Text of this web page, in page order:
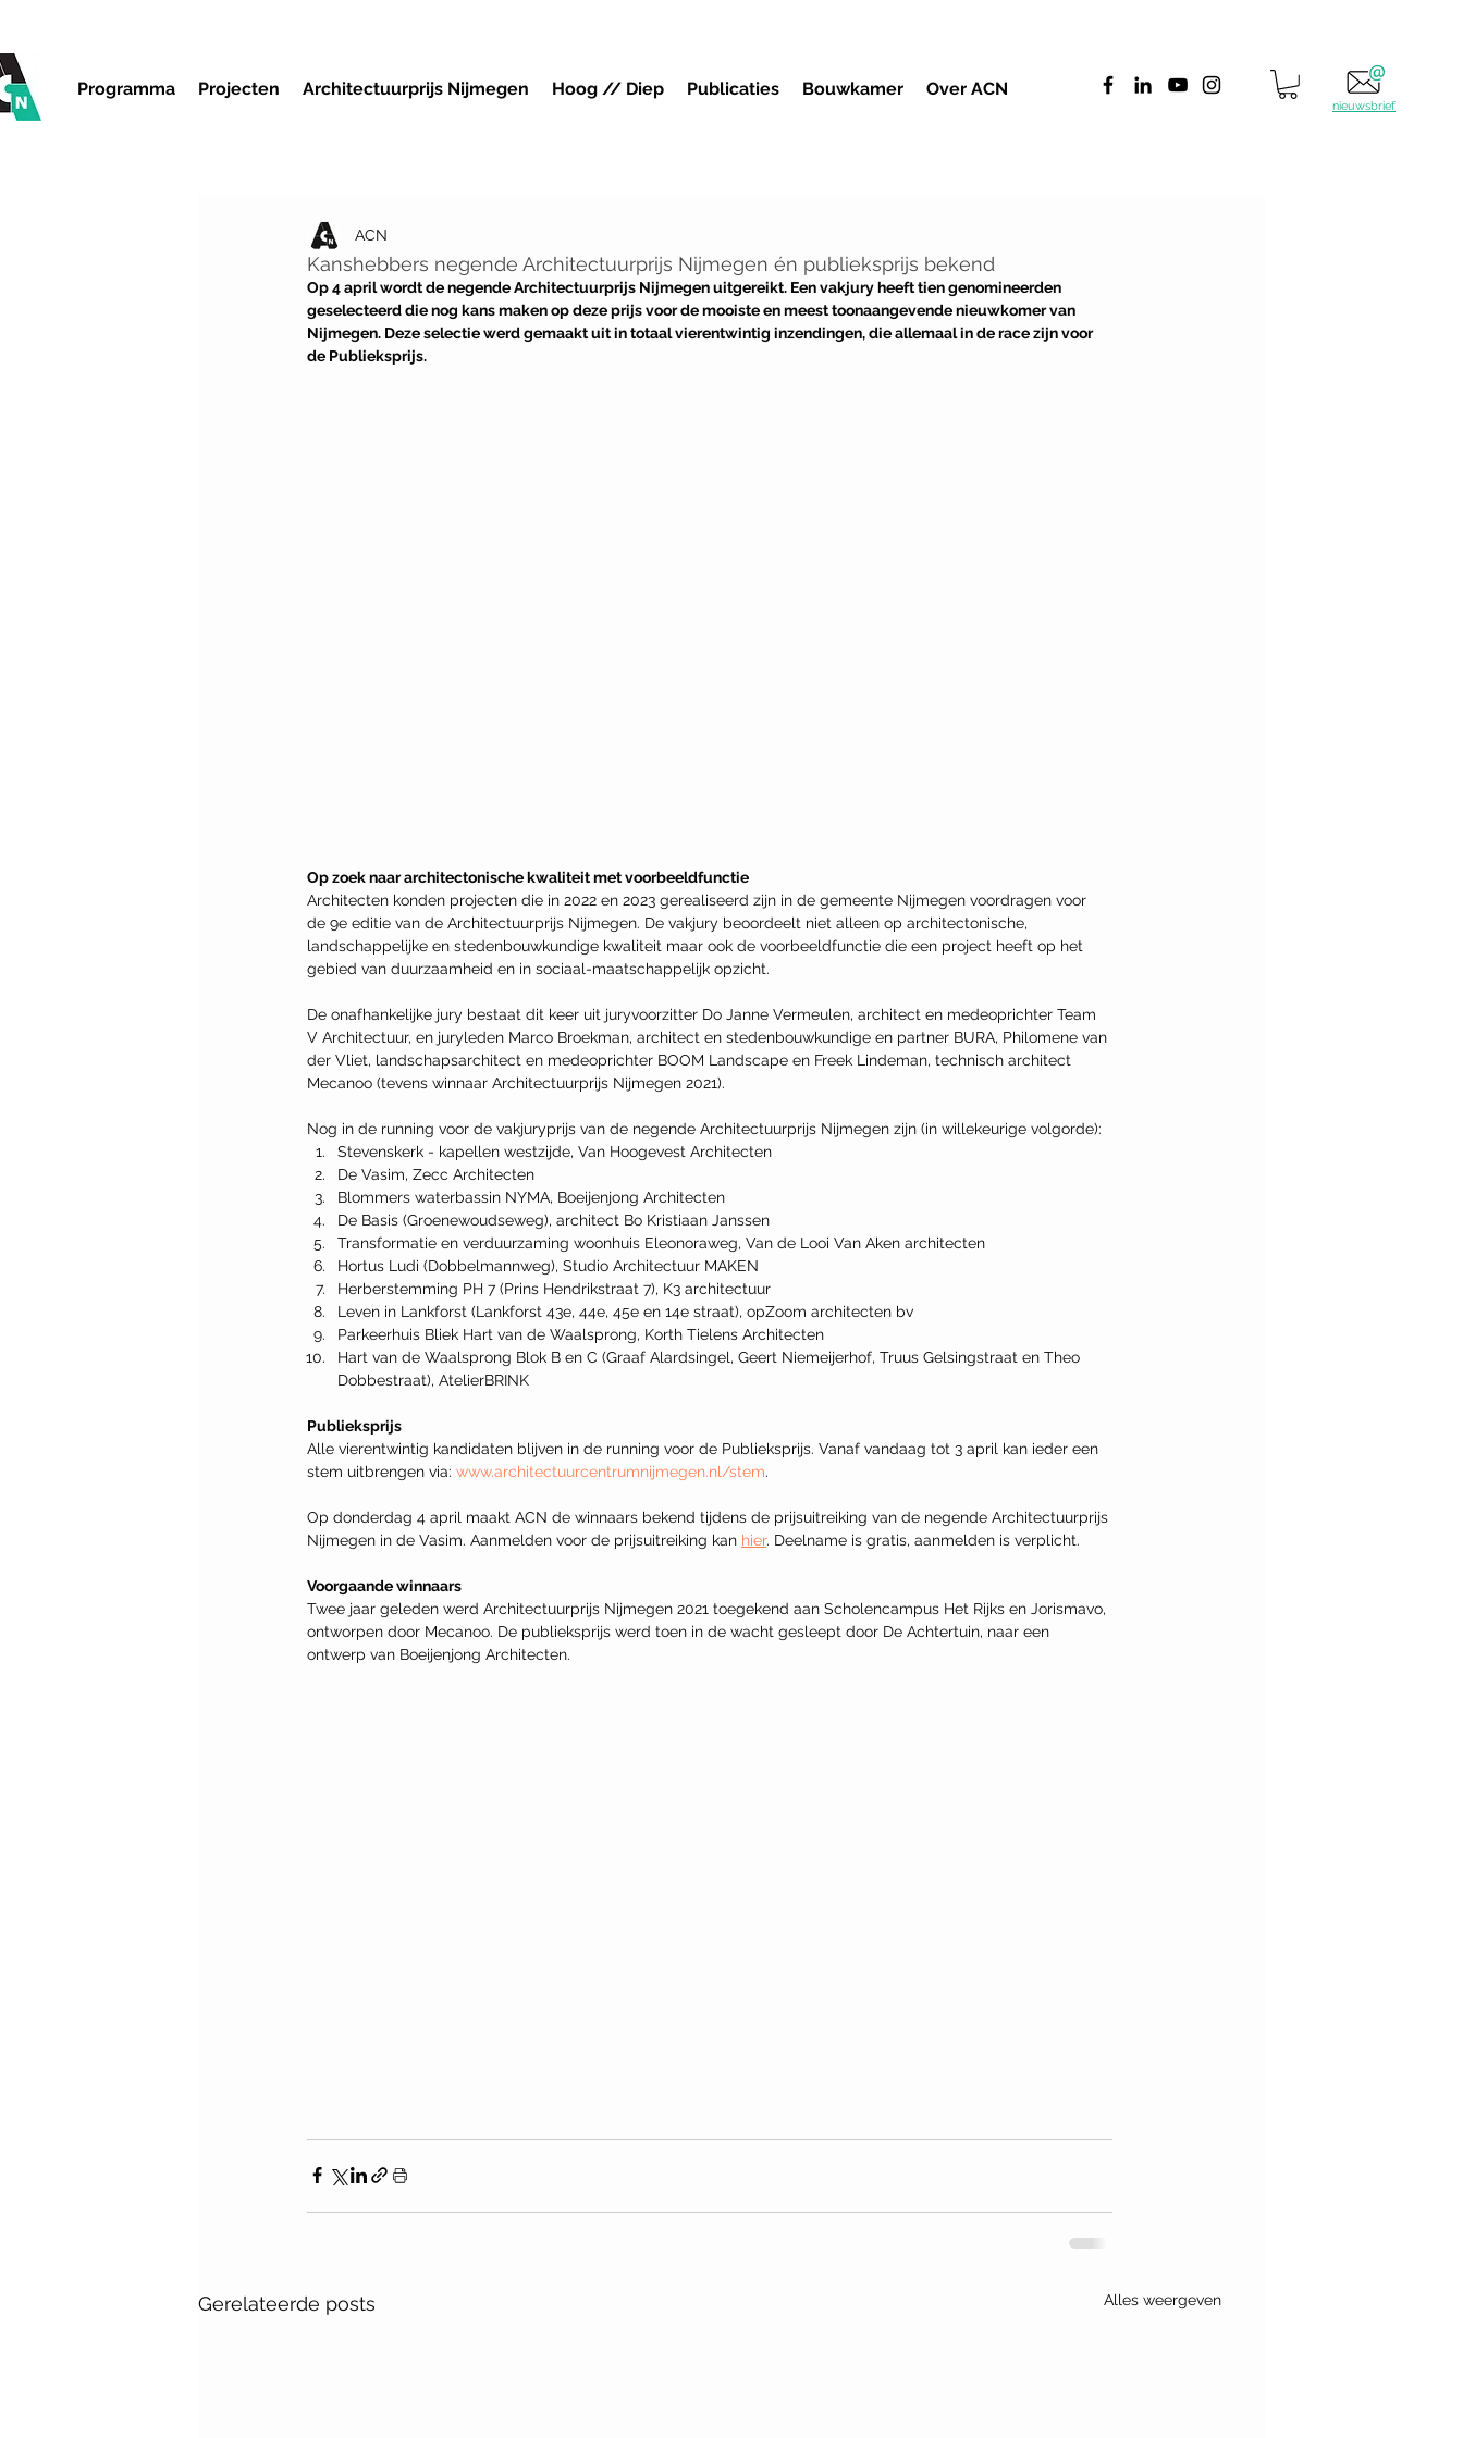
Programma Projecten Architectuurprijs Nijmegen Hoog // Diep Publicaties Bouwkamer Over ACN
nieuwsbrief
Kanshebbers negende Architectuurprijs Nijmegen én publieksprijs bekend
ACN
Op 4 april wordt de negende Architectuurprijs Nijmegen uitgereikt. Een vakjury heeft tien genomineerden
geselecteerd die nog kans maken op deze prijs voor de mooiste en meest toonaangevende nieuwkomer van
Nijmegen. Deze selectie werd gemaakt uit in totaal vierentwintig inzendingen, die allemaal in de race zijn voor
de Publieksprijs.
Op zoek naar architectonische kwaliteit met voorbeeldfunctie
Architecten konden projecten die in 2022 en 2023 gerealiseerd zijn in de gemeente Nijmegen voordragen voor
de 9e editie van de Architectuurprijs Nijmegen. De vakjury beoordeelt niet alleen op architectonische,
landschappelijke en stedenbouwkundige kwaliteit maar ook de voorbeeldfunctie die een project heeft op het
gebied van duurzaamheid en in sociaal-maatschappelijk opzicht.
De onafhankelijke jury bestaat dit keer uit juryvoorzitter Do Janne Vermeulen, architect en medeoprichter Team
V Architectuur, en juryleden Marco Broekman, architect en stedenbouwkundige en partner BURA, Philomene van
der Vliet, landschapsarchitect en medeoprichter BOOM Landscape en Freek Lindeman, technisch architect
Mecanoo (tevens winnaar Architectuurprijs Nijmegen 2021).
Nog in de running voor de vakjuryprijs van de negende Architectuurprijs Nijmegen zijn (in willekeurige volgorde):
Stevenskerk - kapellen westzijde, Van Hoogevest Architecten
De Vasim, Zecc Architecten
Blommers waterbassin NYMA, Boeijenjong Architecten
De Basis (Groenewoudseweg), architect Bo Kristiaan Janssen
Transformatie en verduurzaming woonhuis Eleonoraweg, Van de Looi Van Aken architecten
Hortus Ludi (Dobbelmannweg), Studio Architectuur MAKEN
Herberstemming PH 7 (Prins Hendrikstraat 7), K3 architectuur
Leven in Lankforst (Lankforst 43e, 44e, 45e en 14e straat), opZoom architecten bv
Parkeerhuis Bliek Hart van de Waalsprong, Korth Tielens Architecten
Hart van de Waalsprong Blok B en C (Graaf Alardsingel, Geert Niemeijerhof, Truus Gelsingstraat en Theo
Dobbestraat), AtelierBRINK
Publieksprijs
Alle vierentwintig kandidaten blijven in de running voor de Publieksprijs. Vanaf vandaag tot 3 april kan ieder een
stem uitbrengen via: www.architectuurcentrumnijmegen.nl/stem.
Op donderdag 4 april maakt ACN de winnaars bekend tijdens de prijsuitreiking van de negende Architectuurprijs
Nijmegen in de Vasim. Aanmelden voor de prijsuitreiking kan hier. Deelname is gratis, aanmelden is verplicht.
Voorgaande winnaars
Twee jaar geleden werd Architectuurprijs Nijmegen 2021 toegekend aan Scholencampus Het Rijks en Jorismavo,
ontworpen door Mecanoo. De publieksprijs werd toen in de wacht gesleept door De Achtertuin, naar een
ontwerp van Boeijenjong Architecten.
Gerelateerde posts Alles weergeven